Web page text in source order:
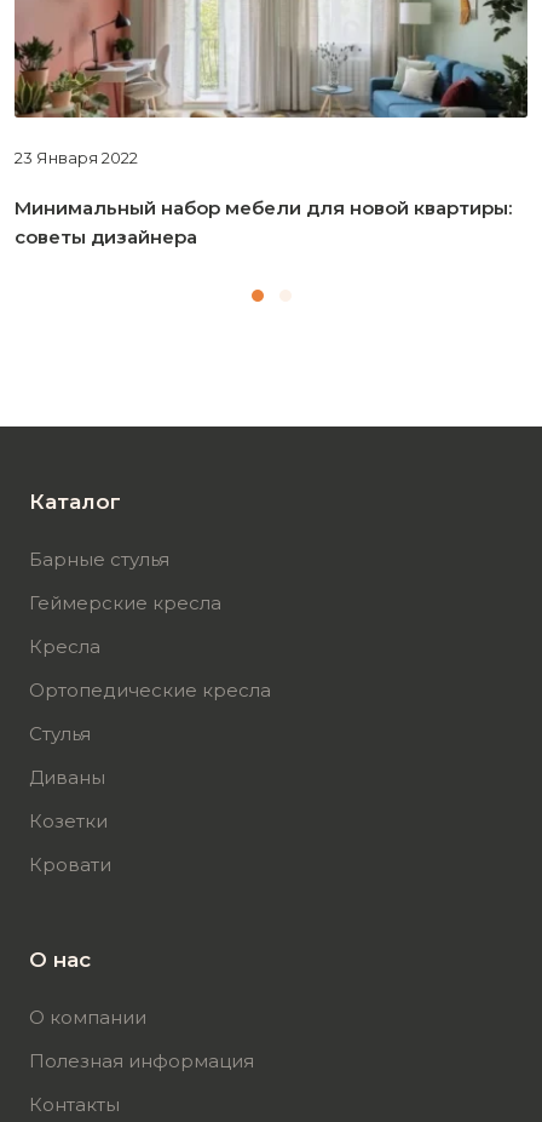
23 Января 2022
Минимальный набор мебели для новой квартиры:
советы дизайнера
Каталог
Барные стулья
Геймерские кресла
Кресла
Ортопедические кресла
Стулья
Диваны
Козетки
Кровати
О нас
О компании
Полезная информация
Контакты